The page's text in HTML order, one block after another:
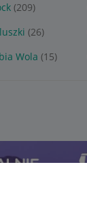
(209)
(26)
Wola (15)